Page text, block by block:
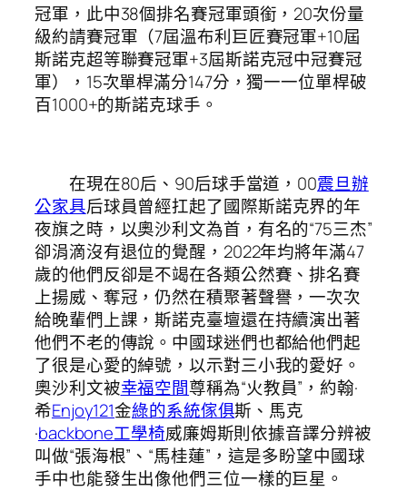
冠軍，此中38個排名賽冠軍頭銜，20次份量
級約請賽冠軍（7屆溫布利巨匠賽冠軍+10屆
斯諾克超等聯賽冠軍+3屆斯諾克冠中冠賽冠
軍），15次單桿滿分147分，獨一一位單桿破
百1000+的斯諾克球手。
在現在80后、90后球手當道，00震旦辦
公家具后球員曾經扛起了國際斯諾克界的年
夜旗之時，以奧沙利文為首，有名的“75三杰”
卻涓滴沒有退位的覺醒，2022年均將年滿47
歲的他們反卻是不竭在各類公然賽、排名賽
上揚威、奪冠，仍然在積聚著聲譽，一次次
給晚輩們上課，斯諾克臺壇還在持續演出著
他們不老的傳說。中國球迷們也都給他們起
了很是心愛的綽號，以示對三小我的愛好。
奧沙利文被幸福空間尊稱為“火教員”，約翰·
希Enjoy121金綠的系統傢俱斯、馬克
·backbone工學椅威廉姆斯則依據音譯分辨被
叫做“張海根”、“馬桂蓮”，這是多盼望中國球
手中也能發生出像他們三位一樣的巨星。